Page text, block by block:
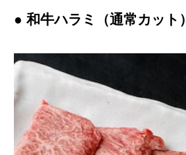
● 和牛ハラミ（通常カット）